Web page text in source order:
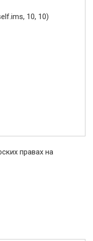
.ims, 10, 10)
правах на